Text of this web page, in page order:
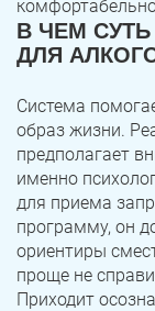
В ЧЕМ
ДЛЯ
Система
образ жизни.
предполагает
именно
для приема
программу, он
ориентиры
проще не
Приходит